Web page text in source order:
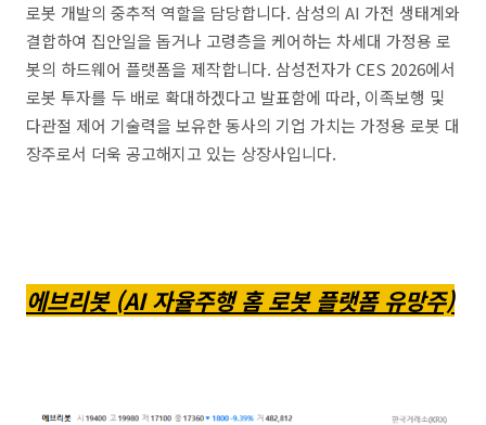
로봇 개발의 중추적 역할을 담당합니다. 삼성의 AI 가전 생태계와
결합하여 집안일을 돕거나 고령층을 케어하는 차세대 가정용 로
봇의 하드웨어 플랫폼을 제작합니다. 삼성전자가 CES 2026에서
로봇 투자를 두 배로 확대하겠다고 발표함에 따라, 이족보행 및
다관절 제어 기술력을 보유한 동사의 기업 가치는 가정용 로봇 대
장주로서 더욱 공고해지고 있는 상장사입니다.
에브리봇 (AI 자율주행 홈 로봇 플랫폼 유망주)